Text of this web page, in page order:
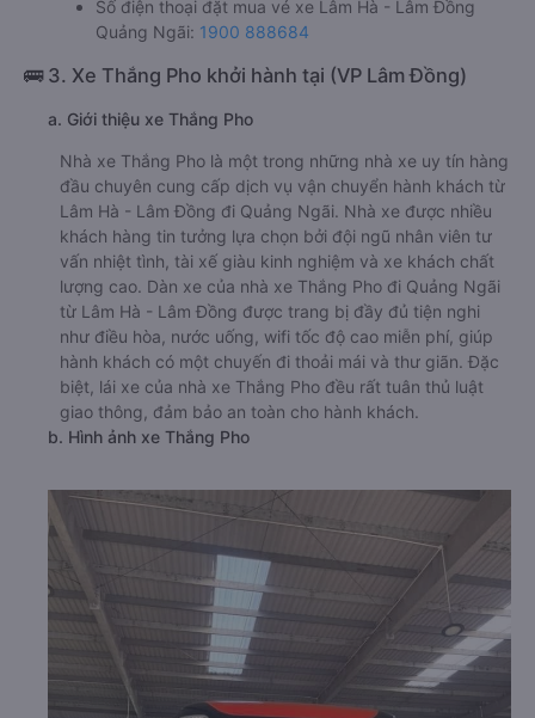
Số điện thoại đặt mua vé xe Lâm Hà - Lâm Đồng
Quảng Ngãi: 1900 888684
🚌 3. Xe Thắng Pho khởi hành tại (VP Lâm Đồng)
a. Giới thiệu xe Thắng Pho
Nhà xe Thắng Pho là một trong những nhà xe uy tín hàng
đầu chuyên cung cấp dịch vụ vận chuyển hành khách từ
Lâm Hà - Lâm Đồng đi Quảng Ngãi. Nhà xe được nhiều
khách hàng tin tưởng lựa chọn bởi đội ngũ nhân viên tư
vấn nhiệt tình, tài xế giàu kinh nghiệm và xe khách chất
lượng cao. Dàn xe của nhà xe Thắng Pho đi Quảng Ngãi
từ Lâm Hà - Lâm Đồng được trang bị đầy đủ tiện nghi
như điều hòa, nước uống, wifi tốc độ cao miễn phí, giúp
hành khách có một chuyến đi thoải mái và thư giãn. Đặc
biệt, lái xe của nhà xe Thắng Pho đều rất tuân thủ luật
giao thông, đảm bảo an toàn cho hành khách.
b. Hình ảnh xe Thắng Pho